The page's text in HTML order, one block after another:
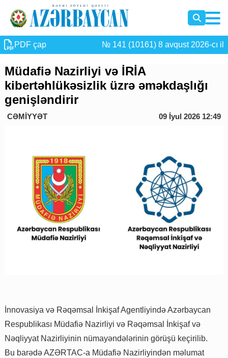
PDF çap № 141 (10161) 8 avqust 2026-cı il
Müdafiə Nazirliyi və İRİA
kibertəhlükəsizlik üzrə əməkdaşlığı
genişləndirir
CƏMİYYƏT 09 İyul 2026 12:49
İnnovasiya və Rəqəmsal İnkişaf Agentliyində Azərbaycan
Respublikası Müdafiə Nazirliyi və Rəqəmsal İnkişaf və
Nəqliyyat Nazirliyinin nümayəndələrinin görüşü keçirilib.
Bu barədə AZƏRTAC-a Müdafiə Nazirliyindən məlumat